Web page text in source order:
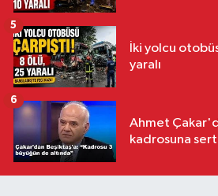
İki yolcu
yaralı
5
Ahmet
kadrosuna
6